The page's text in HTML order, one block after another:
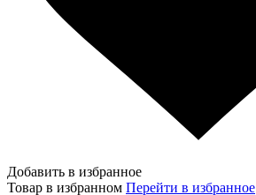
Добавить в избранное
Товар в избранном Перейти в избранное